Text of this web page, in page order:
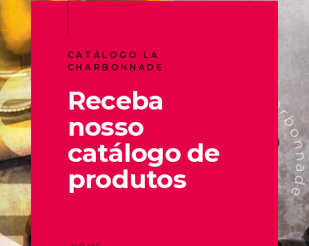
CATÁLOGO LA
CHARBONNADE
Receba
nosso
catálogo de
produtos